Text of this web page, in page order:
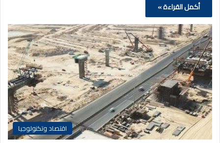
أكمل القراءة »
اقتصاد وتكنولوجيا